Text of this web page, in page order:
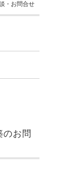
・お問合せ
のお問